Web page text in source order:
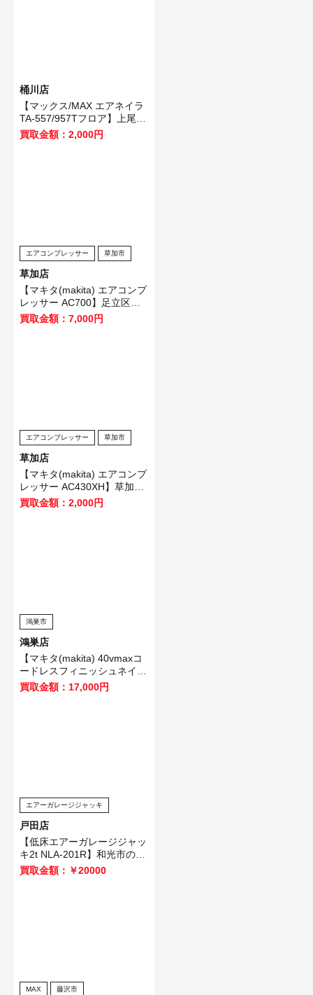
桶川店
【マックス/MAX エアネイラ
TA-557/957Tフロア】上尾市
のお客様から買取いたしまし
買取金額：2,000円
エアコンプレッサー 草加市
草加店
【マキタ(makita) エアコンプ
レッサー AC700】足立区の
お客様から買取させて頂きま
買取金額：7,000円
エアコンプレッサー 草加市
草加店
【マキタ(makita) エアコンプ
レッサー AC430XH】草加市
のお客様から買取させて頂き
ました！
買取金額：2,000円
鴻巣市
鴻巣店
【マキタ(makita) 40vmaxコ
ードレスフィニッシュネイラ
FN001GZ】を鴻巣市のお客
様から買取させていただきま
買取金額：17,000円
エアーガレージジャッキ
戸田店
【低床エアーガレージジャッ
キ2t NLA-201R】和光市のお
客様から買取させて頂きまし
買取金額：￥20000
MAX 藤沢市